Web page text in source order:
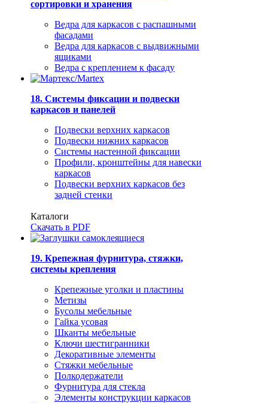
сортировки и хранения
Ведра для каркасов с распашными
фасадами
Ведра для каркасов с выдвижными
ящиками
Ведра с креплением к фасаду
18. Системы фиксации и подвески
каркасов и панелей
Подвески верхних каркасов
Подвески нижних каркасов
Системы настенной фиксации
Профили, кронштейны для навески
каркасов
Подвески верхних каркасов без
задней стенки
Каталоги
Скачать в PDF
19. Крепежная фурнитура, стяжки,
системы крепления
Крепежные уголки и пластины
Метизы
Бусолы мебельные
Гайка усовая
Шканты мебельные
Ключи шестигранники
Декоративные элементы
Стяжки мебельные
Полкодержатели
Фурнитура для стекла
Элементы конструкции каркасов